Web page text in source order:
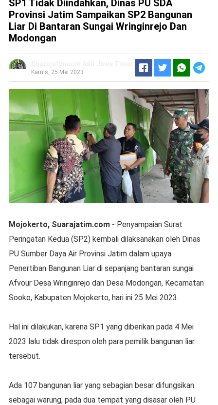
SP1 Tidak Diindahkan, Dinas PU SDA
Provinsi Jatim Sampaikan SP2 Bangunan
Liar Di Bantaran Sungai Wringinrejo Dan
Modongan
Kamis, 25 Mei 2023
Mojokerto, Suarajatim.com- Penyampaian Surat
Peringatan Kedua (SP2) kembali dilaksanakan oleh Dinas
PU Sumber Daya Air Provinsi Jatim dalam upaya
Penertiban Bangunan Liar di sepanjang bantaran sungai
Afvour Desa Wringinrejo dan Desa Modongan, Kecamatan
Sooko, Kabupaten Mojokerto, hari ini 25 Mei 2023.
Hal ini dilakukan, karena SP1 yang diberikan pada 4 Mei
2023 lalu tidak direspon oleh para pemilik bangunan liar
tersebut.
Ada 107 bangunan liar yang sebagian besar difungsikan
sebagai warung, pada dua tempat yang disasar oleh PU